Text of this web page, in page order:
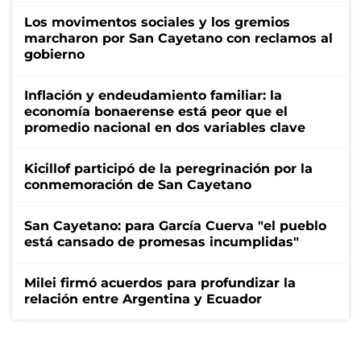
Los movimentos sociales y los gremios
marcharon por San Cayetano con reclamos al
gobierno
Inflación y endeudamiento familiar: la
economía bonaerense está peor que el
promedio nacional en dos variables clave
Kicillof participó de la peregrinación por la
conmemoración de San Cayetano
San Cayetano: para García Cuerva "el pueblo
está cansado de promesas incumplidas"
Milei firmó acuerdos para profundizar la
relación entre Argentina y Ecuador